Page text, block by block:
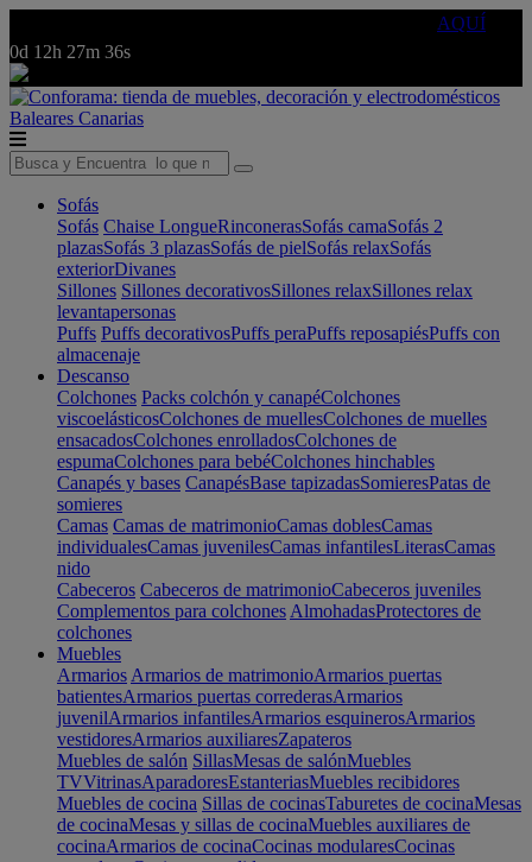
AQUÍ
0d 12h 27m 36s
Baleares Canarias
Sofás
Sofás Chaise LongueRinconerasSofás camaSofás 2
plazasSofás 3 plazasSofás de pielSofás relaxSofás
exteriorDivanes
Sillones Sillones decorativosSillones relaxSillones relax
levantapersonas
Puffs Puffs decorativosPuffs peraPuffs reposapiésPuffs con
almacenaje
Descanso
Colchones Packs colchón y canapéColchones
viscoelásticosColchones de muellesColchones de muelles
ensacadosColchones enrolladosColchones de
espumaColchones para bebéColchones hinchables
Canapés y bases CanapésBase tapizadasSomieresPatas de
somieres
Camas Camas de matrimonioCamas doblesCamas
individualesCamas juvenilesCamas infantilesLiterasCamas
nido
Cabeceros Cabeceros de matrimonioCabeceros juveniles
Complementos para colchones AlmohadasProtectores de
colchones
Muebles
Armarios Armarios de matrimonioArmarios puertas
batientesArmarios puertas correderasArmarios
juvenilArmarios infantilesArmarios esquinerosArmarios
vestidoresArmarios auxiliaresZapateros
Muebles de salón SillasMesas de salónMuebles
TVVitrinasAparadoresEstanteriasMuebles recibidores
Muebles de cocina Sillas de cocinasTaburetes de cocinaMesas
de cocinaMesas y sillas de cocinaMuebles auxiliares de
cocinaArmarios de cocinaCocinas modularesCocinas